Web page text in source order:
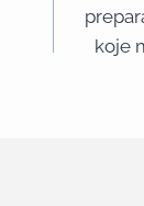
koje